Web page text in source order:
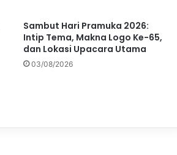
Sambut Hari Pramuka 2026:
Intip Tema, Makna Logo Ke-65,
dan Lokasi Upacara Utama
03/08/2026